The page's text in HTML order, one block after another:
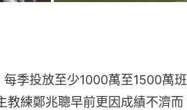
季投放至少1000萬至1500萬班
教練鄭兆聰早前更因成績不濟而